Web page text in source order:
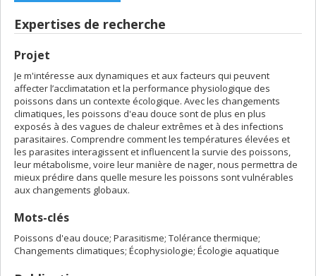
Expertises de recherche
Projet
Je m'intéresse aux dynamiques et aux facteurs qui peuvent
affecter l’acclimatation et la performance physiologique des
poissons dans un contexte écologique. Avec les changements
climatiques, les poissons d'eau douce sont de plus en plus
exposés à des vagues de chaleur extrêmes et à des infections
parasitaires. Comprendre comment les températures élevées et
les parasites interagissent et influencent la survie des poissons,
leur métabolisme, voire leur manière de nager, nous permettra de
mieux prédire dans quelle mesure les poissons sont vulnérables
aux changements globaux.
Mots-clés
Poissons d'eau douce; Parasitisme; Tolérance thermique;
Changements climatiques; Écophysiologie; Écologie aquatique